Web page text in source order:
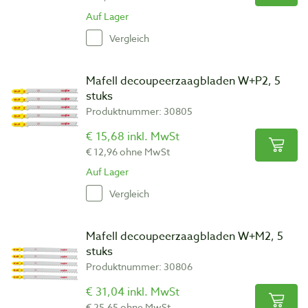
Auf Lager
Vergleich
Mafell decoupeerzaagbladen W+P2, 5
stuks
Produktnummer: 30805
€ 15,68 inkl. MwSt
€ 12,96 ohne MwSt
Auf Lager
Vergleich
Mafell decoupeerzaagbladen W+M2, 5
stuks
Produktnummer: 30806
€ 31,04 inkl. MwSt